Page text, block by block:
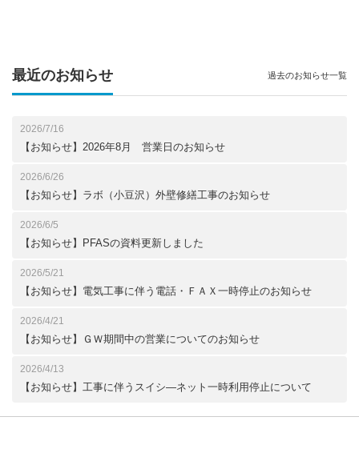
最近のお知らせ
2026/7/16
【お知らせ】2026年8月 営業日のお知らせ
2026/6/26
【お知らせ】ラボ（小豆沢）外壁修繕工事のお知らせ
2026/6/5
【お知らせ】PFASの資料更新しました
2026/5/21
【お知らせ】電気工事に伴う電話・ＦＡＸ一時停止のお知らせ
2026/4/21
【お知らせ】ＧＷ期間中の営業についてのお知らせ
2026/4/13
【お知らせ】工事に伴うスイシ―ネット一時利用停止について
過去のお知らせ一覧